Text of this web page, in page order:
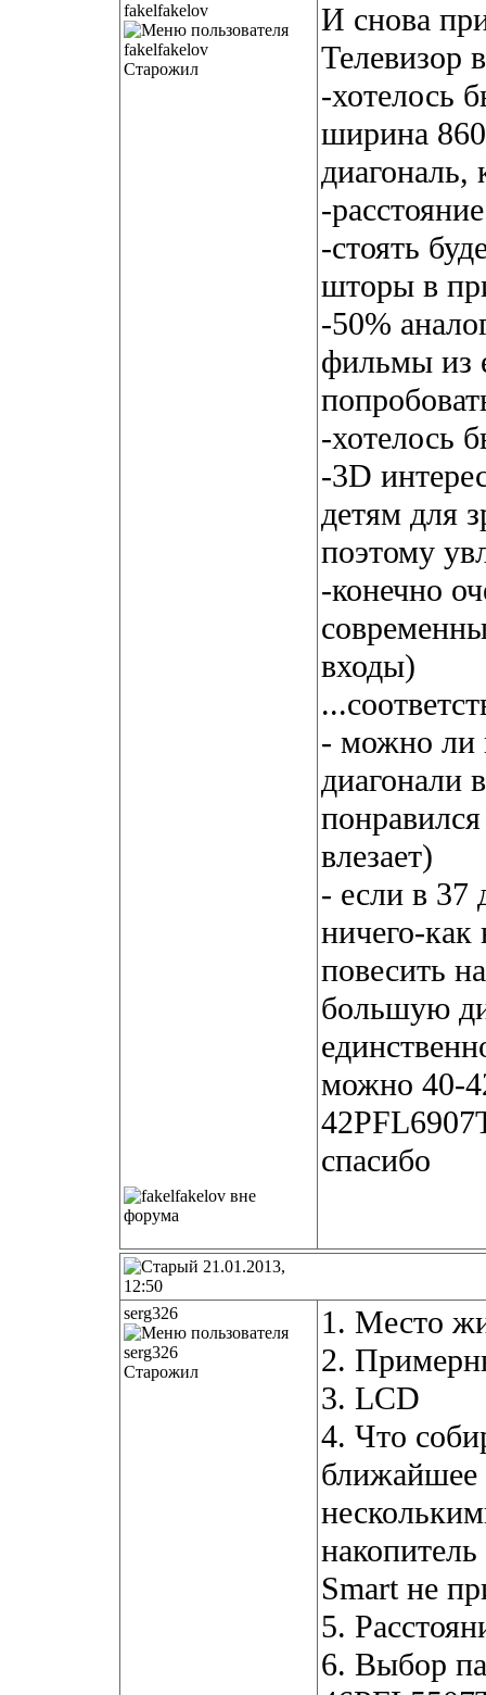
fakelfakelov
Старожил
И снова
Телевизор
-хотелось
ширина
диагональ,
-
-стоять
шторы в
-50%
фильмы из
-хотелось
-3D
детям для
поэтому
-конечно
входы)
- можно ли
диагонали
влезает)
- если в 37
ничего-
повесить
большую
можно 40-
спасибо
21.01.2013,
12:50
serg326
Старожил
1. Место
2.
3. LCD
4. Что
ближайшее
Smart не
5.
6. Выбор